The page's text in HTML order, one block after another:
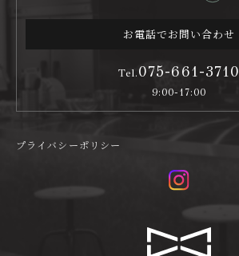
お電話でお問い合わせ
Tel.075-661-3710
9:00-17:00
プライバシーポリシー